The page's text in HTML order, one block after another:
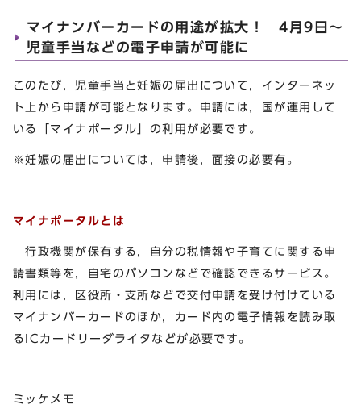
マイナンバーカードの用途が拡大！ 4月9日～
児童手当などの電子申請が可能に
このたび，児童手当と妊娠の届出について，インターネッ
ト上から申請が可能となります。申請には，国が運用して
いる「マイナポータル」の利用が必要です。
※妊娠の届出については，申請後，面接の必要有。
マイナポータルとは
行政機関が保有する，自分の税情報や子育てに関する申
請書類等を，自宅のパソコンなどで確認できるサービス。
利用には，区役所・支所などで交付申請を受け付けている
マイナンバーカードのほか，カード内の電子情報を読み取
るICカードリーダライタなどが必要です。
ミッケメモ